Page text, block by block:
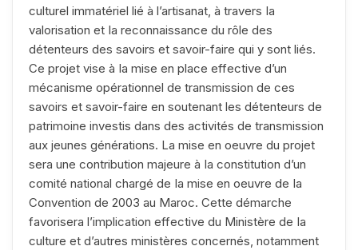
culturel immatériel lié à l’artisanat, à travers Ia
valorisation et Ia reconnaissance du rôle des
détenteurs des savoirs et savoir-faire qui y sont liés.
Ce projet vise à Ia mise en place effective d’un
mécanisme opérationnel de transmission de ces
savoirs et savoir-faire en soutenant les détenteurs de
patrimoine investis dans des activités de transmission
aux jeunes générations. La mise en oeuvre du projet
sera une contribution majeure à Ia constitution d’un
comité national chargé de Ia mise en oeuvre de Ia
Convention de 2003 au Maroc. Cette démarche
favorisera l’implication effective du Ministère de Ia
culture et d’autres ministères concernés, notamment